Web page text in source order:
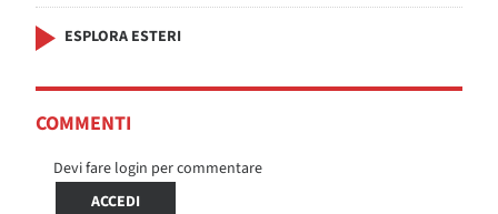
ESPLORA ESTERI
COMMENTI
Devi fare login per commentare
ACCEDI